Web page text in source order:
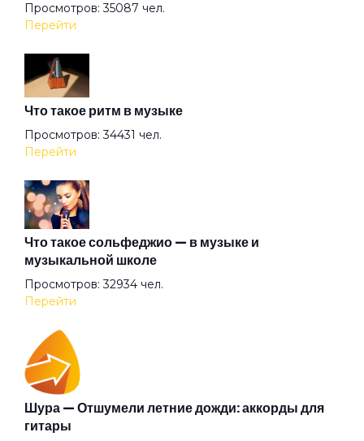
Арена
Аристократы
Атлантида
Бабочка
Баргузин
Барышня
Беги (2008)
Просмотров: 35087 чел.
Перейти
Что такое ритм в музыке
Просмотров: 34431 чел.
Перейти
Что такое сольфеджио — в музыке и
музыкальной школе
Просмотров: 32934 чел.
Перейти
Шура — Отшумели летние дожди: аккорды для
гитары